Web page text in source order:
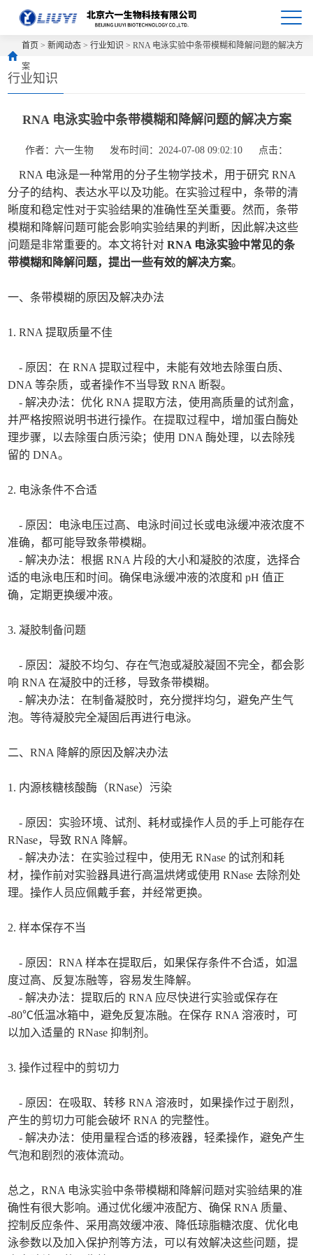
首页 >新闻动态 >行业知识 > RNA 电泳实验中条带模糊和降解问题的解决方
案
行业知识
RNA 电泳实验中条带模糊和降解问题的解决方案
作者：六一生物 发布时间：2024-07-08 09:02:10 点击：
RNA 电泳是一种常用的分子生物学技术，用于研究 RNA
分子的结构、表达水平以及功能。在实验过程中，条带的清
晰度和稳定性对于实验结果的准确性至关重要。然而，条带
模糊和降解问题可能会影响实验结果的判断，因此解决这些
问题是非常重要的。本文将针对RNA 电泳实验中常见的条
带模糊和降解问题，提出一些有效的解决方案。
一、条带模糊的原因及解决办法
1. RNA 提取质量不佳
- 原因：在 RNA 提取过程中，未能有效地去除蛋白质、
DNA 等杂质，或者操作不当导致 RNA 断裂。
- 解决办法：优化 RNA 提取方法，使用高质量的试剂盒，
并严格按照说明书进行操作。在提取过程中，增加蛋白酶处
理步骤，以去除蛋白质污染；使用 DNA 酶处理，以去除残
留的 DNA。
2. 电泳条件不合适
- 原因：电泳电压过高、电泳时间过长或电泳缓冲液浓度不
准确，都可能导致条带模糊。
- 解决办法：根据 RNA 片段的大小和凝胶的浓度，选择合
适的电泳电压和时间。确保电泳缓冲液的浓度和 pH 值正
确，定期更换缓冲液。
3. 凝胶制备问题
- 原因：凝胶不均匀、存在气泡或凝胶凝固不完全，都会影
响 RNA 在凝胶中的迁移，导致条带模糊。
- 解决办法：在制备凝胶时，充分搅拌均匀，避免产生气
泡。等待凝胶完全凝固后再进行电泳。
二、RNA 降解的原因及解决办法
1. 内源核糖核酸酶（RNase）污染
- 原因：实验环境、试剂、耗材或操作人员的手上可能存在
RNase，导致 RNA 降解。
- 解决办法：在实验过程中，使用无 RNase 的试剂和耗
材，操作前对实验器具进行高温烘烤或使用 RNase 去除剂处
理。操作人员应佩戴手套，并经常更换。
2. 样本保存不当
- 原因：RNA 样本在提取后，如果保存条件不合适，如温
度过高、反复冻融等，容易发生降解。
- 解决办法：提取后的 RNA 应尽快进行实验或保存在
-80℃低温冰箱中，避免反复冻融。在保存 RNA 溶液时，可
以加入适量的 RNase 抑制剂。
3. 操作过程中的剪切力
- 原因：在吸取、转移 RNA 溶液时，如果操作过于剧烈，
产生的剪切力可能会破坏 RNA 的完整性。
- 解决办法：使用量程合适的移液器，轻柔操作，避免产生
气泡和剧烈的液体流动。
总之，RNA 电泳实验中条带模糊和降解问题对实验结果的准
确性有很大影响。通过优化缓冲液配方、确保 RNA 质量、
控制反应条件、采用高效缓冲液、降低琼脂糖浓度、优化电
泳参数以及加入保护剂等方法，可以有效解决这些问题，提